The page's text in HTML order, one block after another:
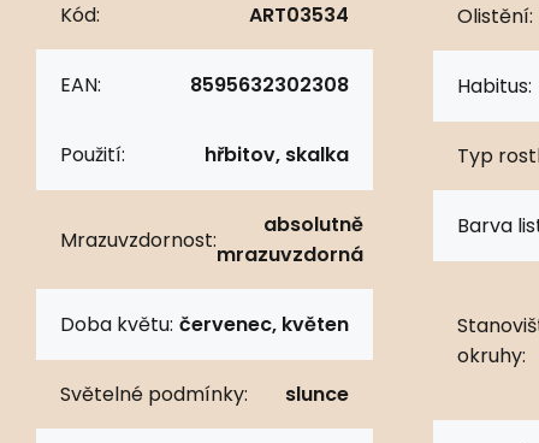
Kód: ART03534
EAN: 8595632302308
Použití: hřbitov, skalka
Mrazuvzdornost:
absolutně
mrazuvzdorná
Doba květu: červenec, květen
Světelné podmínky: slunce
Olistění:
Habitus:
Typ
Barva
okruhy: